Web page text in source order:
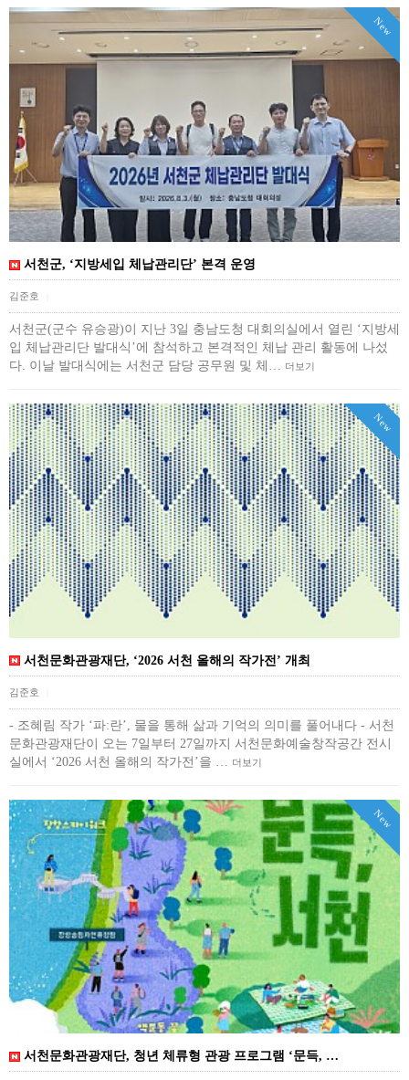
New
서천군, ‘지방세입 체납관리단’ 본격 운영
김준호
서천군(군수 유승광)이 지난 3일 충남도청 대회의실에서 열린 ‘지방세
입 체납관리단 발대식’에 참석하고 본격적인 체납 관리 활동에 나섰
다. 이날 발대식에는 서천군 담당 공무원 및 체…
더보기
New
서천문화관광재단, ‘2026 서천 올해의 작가전’ 개최
김준호
- 조혜림 작가 ‘파:란’, 물을 통해 삶과 기억의 의미를 풀어내다 - 서천
문화관광재단이 오는 7일부터 27일까지 서천문화예술창작공간 전시
실에서 ‘2026 서천 올해의 작가전’을 …
더보기
New
서천문화관광재단, 청년 체류형 관광 프로그램 ‘문득, …